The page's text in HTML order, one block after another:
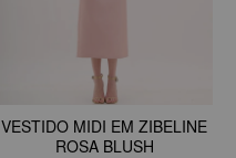
VESTIDO MIDI EM ZIBELINE
ROSA BLUSH